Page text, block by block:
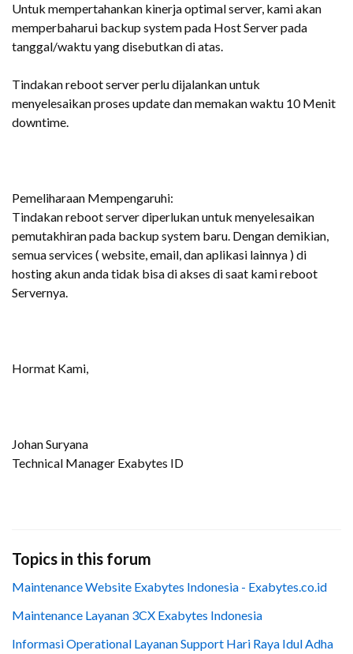
Untuk mempertahankan kinerja optimal server, kami akan
memperbaharui backup system pada Host Server pada
tanggal/waktu yang disebutkan di atas.
Tindakan reboot server perlu dijalankan untuk
menyelesaikan proses update dan memakan waktu 10 Menit
downtime.
Pemeliharaan Mempengaruhi:
Tindakan reboot server diperlukan untuk menyelesaikan
pemutakhiran pada backup system baru. Dengan demikian,
semua services ( website, email, dan aplikasi lainnya ) di
hosting akun anda tidak bisa di akses di saat kami reboot
Servernya.
Hormat Kami,
Johan Suryana
Technical Manager Exabytes ID
Topics in this forum
Maintenance Website Exabytes Indonesia - Exabytes.co.id
Maintenance Layanan 3CX Exabytes Indonesia
Informasi Operational Layanan Support Hari Raya Idul Adha